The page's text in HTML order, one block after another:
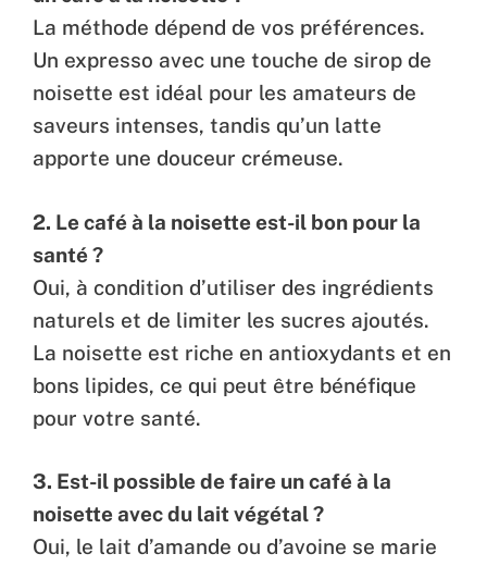
La méthode dépend de vos préférences.
Un expresso avec une touche de sirop de
noisette est idéal pour les amateurs de
saveurs intenses, tandis qu’un latte
apporte une douceur crémeuse.
2. Le café à la noisette est-il bon pour la
santé ?
Oui, à condition d’utiliser des ingrédients
naturels et de limiter les sucres ajoutés.
La noisette est riche en antioxydants et en
bons lipides, ce qui peut être bénéfique
pour votre santé.
3. Est-il possible de faire un café à la
noisette avec du lait végétal ?
Oui, le lait d’amande ou d’avoine se marie